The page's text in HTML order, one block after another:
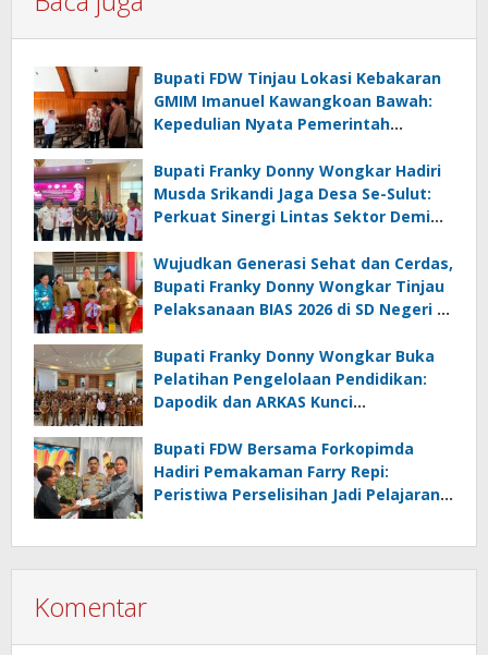
Bupati FDW Tinjau Lokasi Kebakaran
GMIM Imanuel Kawangkoan Bawah:
Kepedulian Nyata Pemerintah
Terdampak
Bupati Franky Donny Wongkar Hadiri
Musda Srikandi Jaga Desa Se-Sulut:
Perkuat Sinergi Lintas Sektor Demi
Wujudkan Generasi Sehat dan Cerdas,
Bupati Franky Donny Wongkar Tinjau
Pelaksanaan BIAS 2026 di SD Negeri 2
Bupati Franky Donny Wongkar Buka
Pelatihan Pengelolaan Pendidikan:
Dapodik dan ARKAS Kunci
Minahasa Selatan
Bupati FDW Bersama Forkopimda
Hadiri Pemakaman Farry Repi:
Peristiwa Perselisihan Jadi Pelajaran,
Komentar